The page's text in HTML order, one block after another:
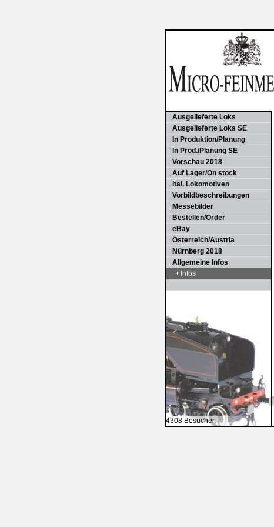
Ausgelieferte Loks
Ausgelieferte Loks SE
In Produktion/Planung
In Prod./Planung SE
Vorschau 2018
Auf Lager/On stock
Ital. Lokomotiven
Vorbildbeschreibungen
Messebilder
Bestellen/Order
eBay
Österreich/Austria
Nürnberg 2018
Allgemeine Infos
Infos
4308 Besucher